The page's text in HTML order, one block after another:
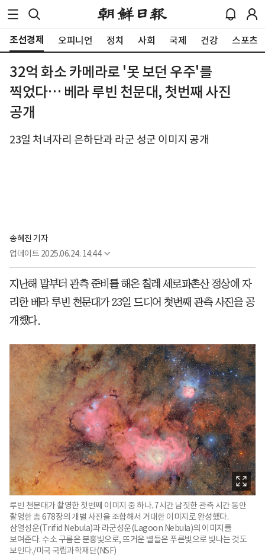
조선경제 오피니언 정치 사회 국제 건강 스포츠
32억 화소 카메라로 '못 보던 우주'를
찍었다… 베라 루빈 천문대, 첫번째 사진
공개
23일 처녀자리 은하단과 라군 성군 이미지 공개
송혜진 기자
업데이트 2025.06.24. 14:44
지난해 말부터 관측 준비를 해온 칠레 세로파촌산 정상에 자
리한 베라 루빈 천문대가 23일 드디어 첫번째 관측 사진을 공
개했다.
루빈 천문대가 촬영한 첫번째 이미지 중 하나. 7시간 남짓한 관측 시간 동안
촬영한 총 678장의 개별 사진을 조합해서 거대한 이미지로 완성했다.
삼열성운(Trifid Nebula)과 라군성운(Lagoon Nebula)의 이미지를
보여준다. 수소 구름은 분홍빛으로, 뜨거운 별들은 푸른빛으로 빛나는 것도
보인다./미국 국립과학재단(NSF)